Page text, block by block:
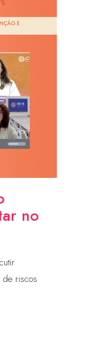
no
de riscos